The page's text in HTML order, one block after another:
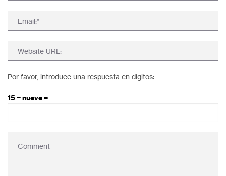
Por favor, introduce una respuesta en dígitos:
15 − nueve =